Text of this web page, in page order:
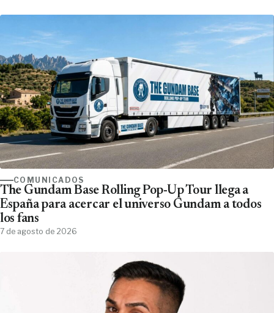
COMUNICADOS
The Gundam Base Rolling Pop-Up Tour llega a
España para acercar el universo Gundam a todos
los fans
7 de agosto de 2026